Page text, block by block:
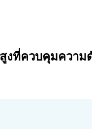
งที่ควบคุมความ